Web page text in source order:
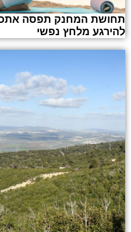
תחושת המחנק תפסה
להירגע מלחץ נפשי